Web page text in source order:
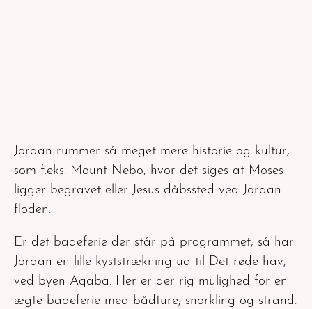
Jordan rummer så meget mere historie og kultur,
som f.eks. Mount Nebo, hvor det siges at Moses
ligger begravet eller Jesus dåbssted ved Jordan
floden.
Er det badeferie der står på programmet, så har
Jordan en lille kyststrækning ud til Det røde hav,
ved byen Aqaba. Her er der rig mulighed for en
ægte badeferie med bådture, snorkling og strand.